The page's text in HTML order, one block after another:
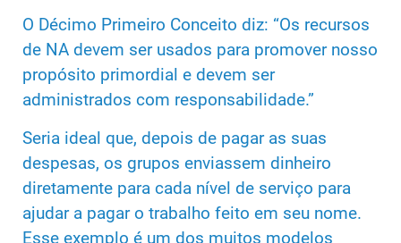
O Décimo Primeiro Conceito diz: “Os recursos
de NA devem ser usados para promover nosso
propósito primordial e devem ser
administrados com responsabilidade.”
Seria ideal que, depois de pagar as suas
despesas, os grupos enviassem dinheiro
diretamente para cada nível de serviço para
ajudar a pagar o trabalho feito em seu nome.
Esse exemplo é um dos muitos modelos